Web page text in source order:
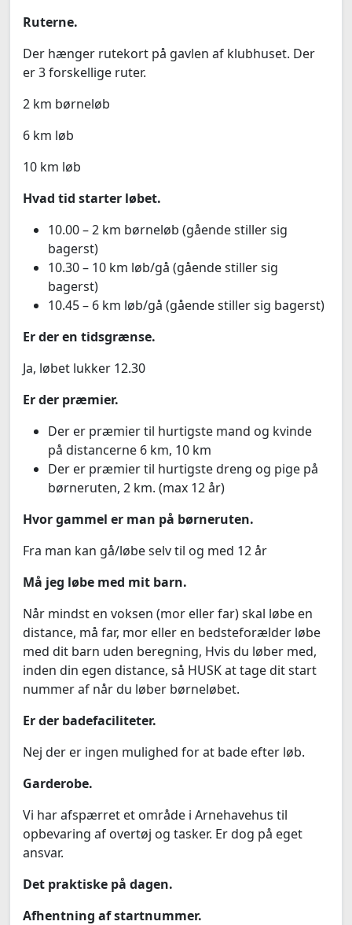
Ruterne.
Der hænger rutekort på gavlen af klubhuset. Der
er 3 forskellige ruter.
2 km børneløb
6 km løb
10 km løb
Hvad tid starter løbet.
10.00 – 2 km børneløb (gående stiller sig
bagerst)
10.30 – 10 km løb/gå (gående stiller sig
bagerst)
10.45 – 6 km løb/gå (gående stiller sig bagerst)
Er der en tidsgrænse.
Ja, løbet lukker 12.30
Er der præmier.
Der er præmier til hurtigste mand og kvinde
på distancerne 6 km, 10 km
Der er præmier til hurtigste dreng og pige på
børneruten, 2 km. (max 12 år)
Hvor gammel er man på børneruten.
Fra man kan gå/løbe selv til og med 12 år
Må jeg løbe med mit barn.
Når mindst en voksen (mor eller far) skal løbe en
distance, må far, mor eller en bedsteforælder løbe
med dit barn uden beregning, Hvis du løber med,
inden din egen distance, så HUSK at tage dit start
nummer af når du løber børneløbet.
Er der badefaciliteter.
Nej der er ingen mulighed for at bade efter løb.
Garderobe.
Vi har afspærret et område i Arnehavehus til
opbevaring af overtøj og tasker. Er dog på eget
ansvar.
Det praktiske på dagen.
Afhentning af startnummer.